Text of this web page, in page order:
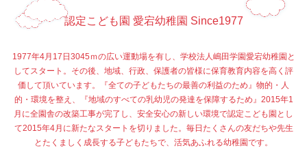
認定こども園 愛宕幼稚園 Since1977
1977年4月17日3045ｍの広い運動場を有し、学校法人嶋田学園愛宕幼稚園と
してスタート。その後、地域、行政、保護者の皆様に保育教育内容を高く評
価して頂いています。『全ての子どもたちの最善の利益のため』物的・人
的・環境を整え、『地域のすべての乳幼児の発達を保障するため』2015年1
月に全園舎の改築工事が完了し、安全安心の新しい環境で認定こども園とし
て2015年4月に新たなスタートを切りました。毎日たくさんの友だちや先生
とたくましく成長する子どもたちで、活気あふれる幼稚園です。